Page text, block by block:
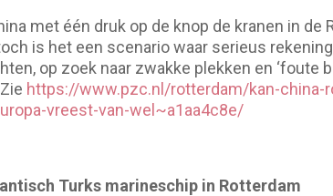
met één druk op de knop de kranen in
is het een scenario waar serieus
op zoek naar zwakke plekken en ‘foute
https://www.pzc.nl/rotterdam/kan-china-
vreest-van-wel~a1aa4c8e/
Turks marineschip in Rotterdam